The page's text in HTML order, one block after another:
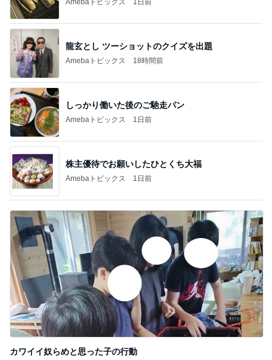
龍玄とし ツーショットのクイズを出題
Amebaトピックス 18時間前
しっかり働いた後のご馳走パン
Amebaトピックス 1日前
株主優待でお願いしたひとくち大福
Amebaトピックス 1日前
カワイイ奴らめと思った子の行動